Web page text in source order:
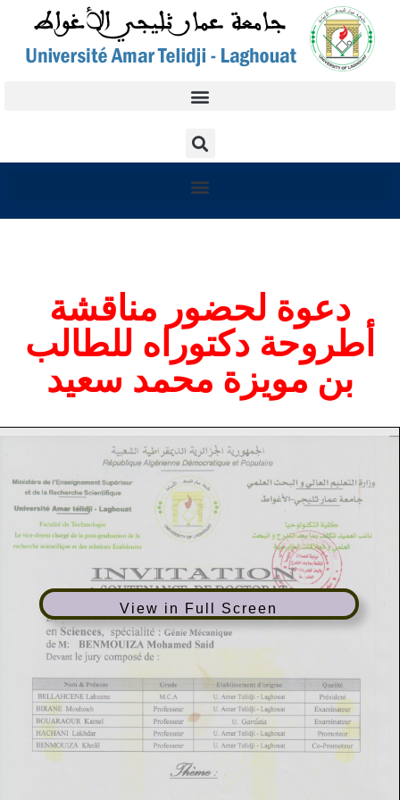
دعوة لحضور مناقشة
أطروحة دكتوراه للطالب
بن مويزة محمد سعيد
View in Full Screen